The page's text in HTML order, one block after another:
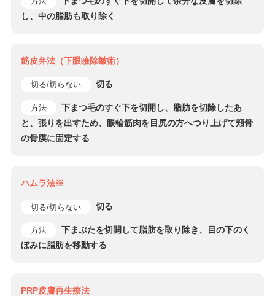
し、中の脂肪も取り除く
筋皮弁法（下眼瞼除皺術）
切る/切らない 切る
方法
下まつ毛のすぐ下を切開し、脂肪を切除したあ
と、張りを出すため、眼輪筋肉を目尻の方へつり上げて頬骨
の骨膜に固定する
ハムラ法※
切る/切らない 切る
方法
下まぶたを切開して脂肪を取り除き、目の下のく
ぼみに脂肪を移動する
PRP皮膚再生療法